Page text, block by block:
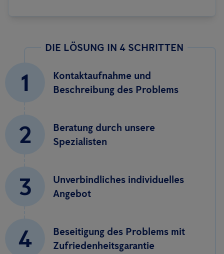
DIE LÖSUNG IN 4 SCHRITTEN
1
Kontaktaufnahme und
Beschreibung des Problems
2
Beratung durch unsere
Spezialisten
3
Unverbindliches individuelles
Angebot
4
Beseitigung des Problems mit
Zufriedenheitsgarantie